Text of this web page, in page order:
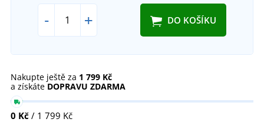
- + DO KOŠÍKU
Nakupte ještě za 1 799 Kč
a získáte DOPRAVU ZDARMA
0 Kč / 1 799 Kč